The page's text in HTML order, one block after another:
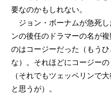
要なのかもしれない。
ジョン・ボーナムが急死し
ンの後任のドラマーの名が
のはコージーだった（もう
な）。それほどにコージー
（それでもツェッペリンで
と思うが）。